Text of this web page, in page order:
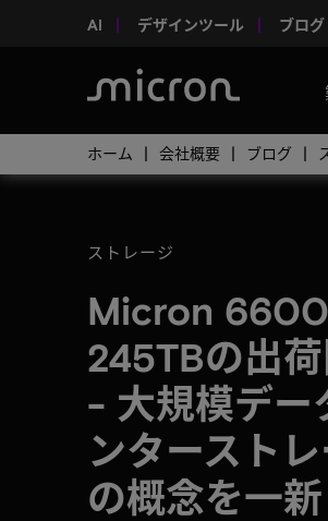
AI デザインツール ブログ
ホーム 会社概要 ブログ
ストレージ
Micron
245TBの出
- 大規模デー
ンタースト
の概念を一新